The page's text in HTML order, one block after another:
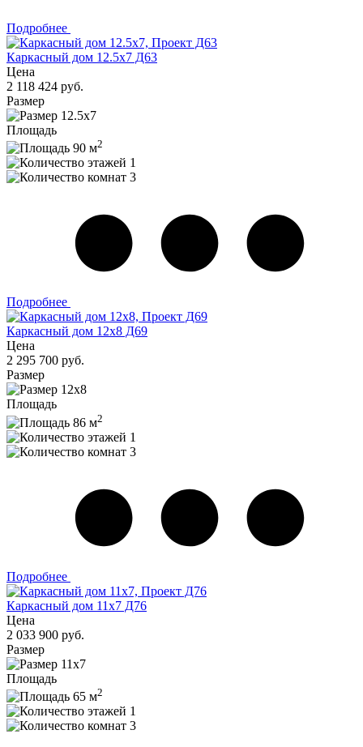
Подробнее
Каркасный дом 12.5х7 Д63
Цена
2 118 424 руб.
Размер
12.5х7
Площадь
90 м2
1
3
Подробнее
Каркасный дом 12х8 Д69
Цена
2 295 700 руб.
Размер
12х8
Площадь
86 м2
1
3
Подробнее
Каркасный дом 11х7 Д76
Цена
2 033 900 руб.
Размер
11х7
Площадь
65 м2
1
3